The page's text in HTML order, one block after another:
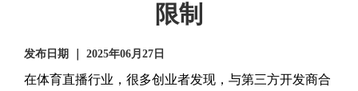
限制
发布日期 ｜ 2025年06月27日
在体育直播行业，很多创业者发现，与第三方开发商合